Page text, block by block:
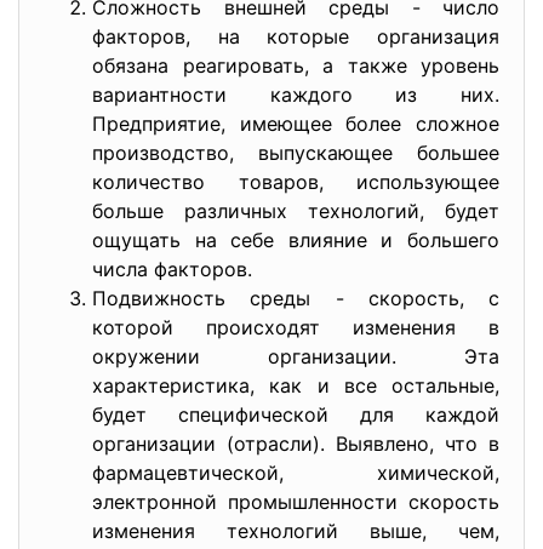
Сложность внешней среды - число
факторов, на которые организация
обязана реагировать, а также уровень
вариантности каждого из них.
Предприятие, имеющее более сложное
производство, выпускающее большее
количество товаров, использующее
больше различных технологий, будет
ощущать на себе влияние и большего
числа факторов.
Подвижность среды - скорость, с
которой происходят изменения в
окружении организации. Эта
характеристика, как и все остальные,
будет специфической для каждой
организации (отрасли). Выявлено, что в
фармацевтической, химической,
электронной промышленности скорость
изменения технологий выше, чем,